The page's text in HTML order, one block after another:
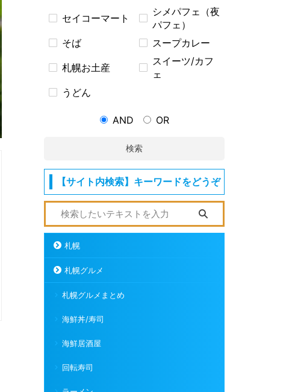
セイコーマート
シメパフェ（夜
パフェ）
そば
スープカレー
札幌お土産
スイーツ/カフ
ェ
うどん
AND OR
検索
【サイト内検索】キーワードをどうぞ
札幌
札幌グルメ
札幌グルメまとめ
海鮮丼/寿司
海鮮居酒屋
回転寿司